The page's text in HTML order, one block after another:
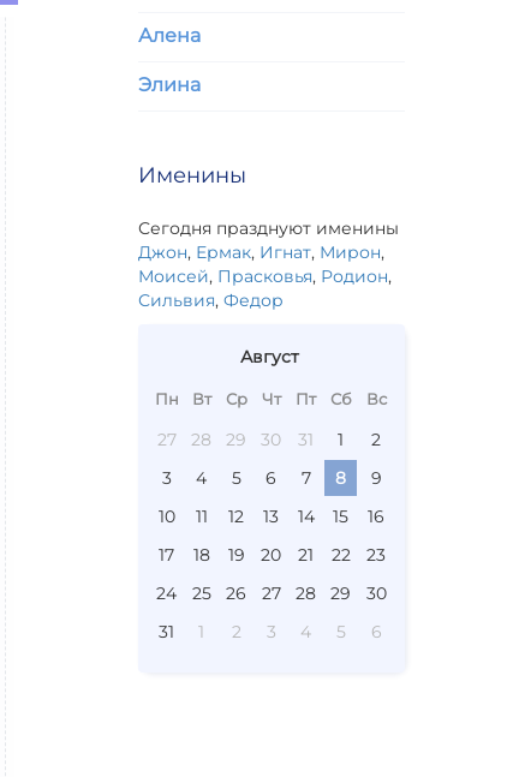
Алена
Элина
Именины
Сегодня празднуют именины
Джон, Ермак, Игнат, Мирон,
Моисей, Прасковья, Родион,
Сильвия, Федор
Август
Пн Вт Ср Чт Пт Сб Вс
27 28 29 30 31 1
2
3
4 5 6 7 8
9
10
11 12 13 14 15
16
17
18 19 20 21 22
23
24
25 26 27 28 29
30
31
1 2 3 4 5 6